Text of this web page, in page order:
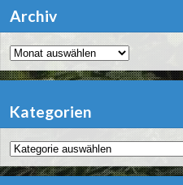
Archiv
Archiv
Kategorien
Kategorien